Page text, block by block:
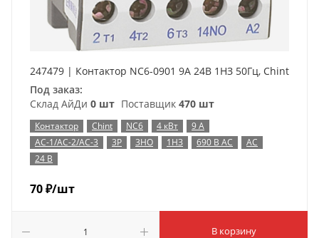
247479 | Контактор NC6-0901 9А 24В 1НЗ 50Гц, Chint
Под заказ:
Склад АйДи 0 шт Поставщик 470 шт
Контактор Chint NC6 4 кВт
9 А
AC-1/AC-2/AC-3
3P 3НО 1НЗ 690 В AC
AC
24 В
70₽/шт
В корзину